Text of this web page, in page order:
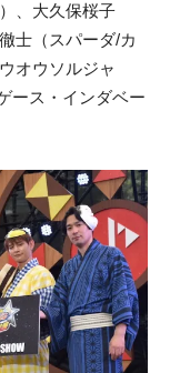
、大久保桜子
士（スパーダ/カ
オウソルジャ
ース・インダベー